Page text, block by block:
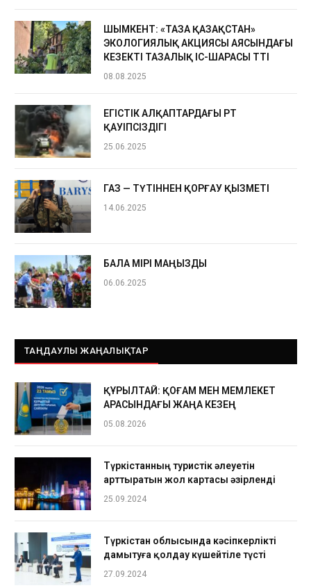
ШЫМКЕНТ: «ТАЗА ҚАЗАҚСТАН»
ЭКОЛОГИЯЛЫҚ АКЦИЯСЫ АЯСЫНДАҒЫ
КЕЗЕКТІ ТАЗАЛЫҚ ІС-ШАРАСЫ ӨТТІ
08.08.2025
ЕГІСТІК АЛҚАПТАРДАҒЫ ӨРТ
ҚАУІПСІЗДІГІ
25.06.2025
ГАЗ — ТҮТІННЕН ҚОРҒАУ ҚЫЗМЕТІ
14.06.2025
БАЛА ӨМІРІ МАҢЫЗДЫ
06.06.2025
ТАҢДАУЛЫ ЖАҢАЛЫҚТАР
ҚҰРЫЛТАЙ: ҚОҒАМ МЕН МЕМЛЕКЕТ
АРАСЫНДАҒЫ ЖАҢА КЕЗЕҢ
05.08.2026
Түркістанның туристік әлеуетін
арттыратын жол картасы әзірленді
25.09.2024
Түркістан облысында кәсіпкерлікті
дамытуға қолдау күшейтіле түсті
27.09.2024